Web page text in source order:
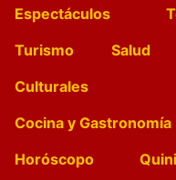
Espectáculos
Turismo
Salud
Culturales
Cocina y Gastronomía
Horóscopo